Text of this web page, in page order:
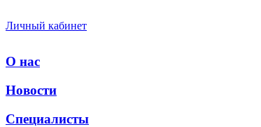
Личный кабинет
О нас
Новости
Специалисты